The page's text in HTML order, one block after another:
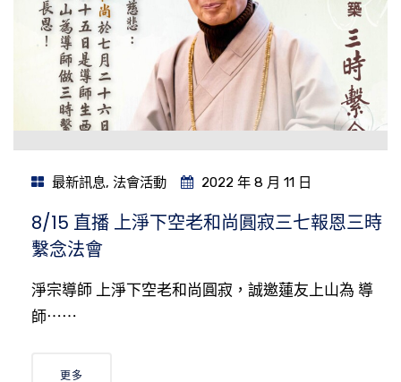
最新訊息, 法會活動 2022 年 8 月 11 日
8/15 直播 上淨下空老和尚圓寂三七報恩三時
繫念法會
淨宗導師 上淨下空老和尚圓寂，誠邀蓮友上山為 導
師⋯⋯
更多